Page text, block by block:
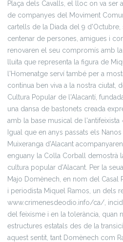
Plaça dels Cavalls, el lloc on va ser
de companyes del Moviment
cartells de la Diada del 9 d'Octubre,
centenar de persones, amigues i
renovaren el seu compromís amb
lluita que representa la figura de
l'Homenatge serví també per a
continua ben viva a la nostra ciutat,
Cultura Popular de l'Alacantí,
una dansa de bastonets creada
amb la base musical de l'antifeixista
Igual que en anys passats els
Muixeranga d'Alacant
enguany la Colla Corball demostrà
cultura popular d'Alacant. Per la
Majo Domènech, en nom del Casal
i periodista Miquel Ramos, un dels
www.crimenesdeodio.info/ca/,
del feixisme i en la tolerància, quan
estructures estatals des de la
aquest sentit, tant Domènech com